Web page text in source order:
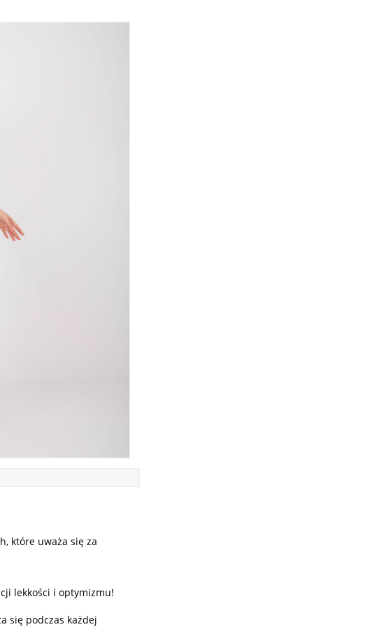
które uważa się za
lekkości i optymizmu!
się podczas każdej